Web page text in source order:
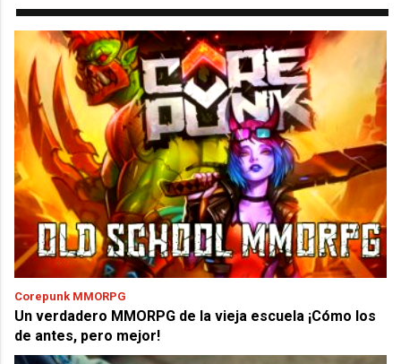
Corepunk MMORPG
Un verdadero MMORPG de la vieja escuela ¡Cómo los
de antes, pero mejor!